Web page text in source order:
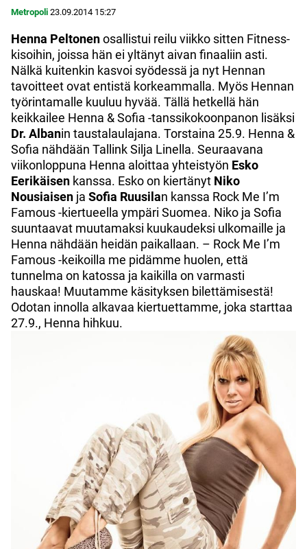
Metropoli 23.09.2014 15:27
Henna Peltonenosallistui reilu viikko sitten Fitness-
kisoihin, joissa hän ei yltänyt aivan finaaliin asti.
Nälkä kuitenkin kasvoi syödessä ja nyt Hennan
tavoitteet ovat entistä korkeammalla. Myös Hennan
työrintamalle kuuluu hyvää. Tällä hetkellä hän
keikkailee Henna & Sofia -tanssikokoonpanon lisäksi
Dr. Albanin taustalaulajana. Torstaina 25.9. Henna &
Sofia nähdään Tallink Silja Linella. Seuraavana
viikonloppuna Henna aloittaa yhteistyön Esko
Eerikäisen kanssa. Esko on kiertänyt Niko
Nousiaisen ja Sofia Ruusilan kanssa Rock Me I’m
Famous -kiertueella ympäri Suomea. Niko ja Sofia
suuntaavat muutamaksi kuukaudeksi ulkomaille ja
Henna nähdään heidän paikallaan. – Rock Me I’m
Famous -keikoilla me pidämme huolen, että
tunnelma on katossa ja kaikilla on varmasti
hauskaa! Muutamme käsityksen bilettämisestä!
Odotan innolla alkavaa kiertuettamme, joka starttaa
27.9., Henna hihkuu.